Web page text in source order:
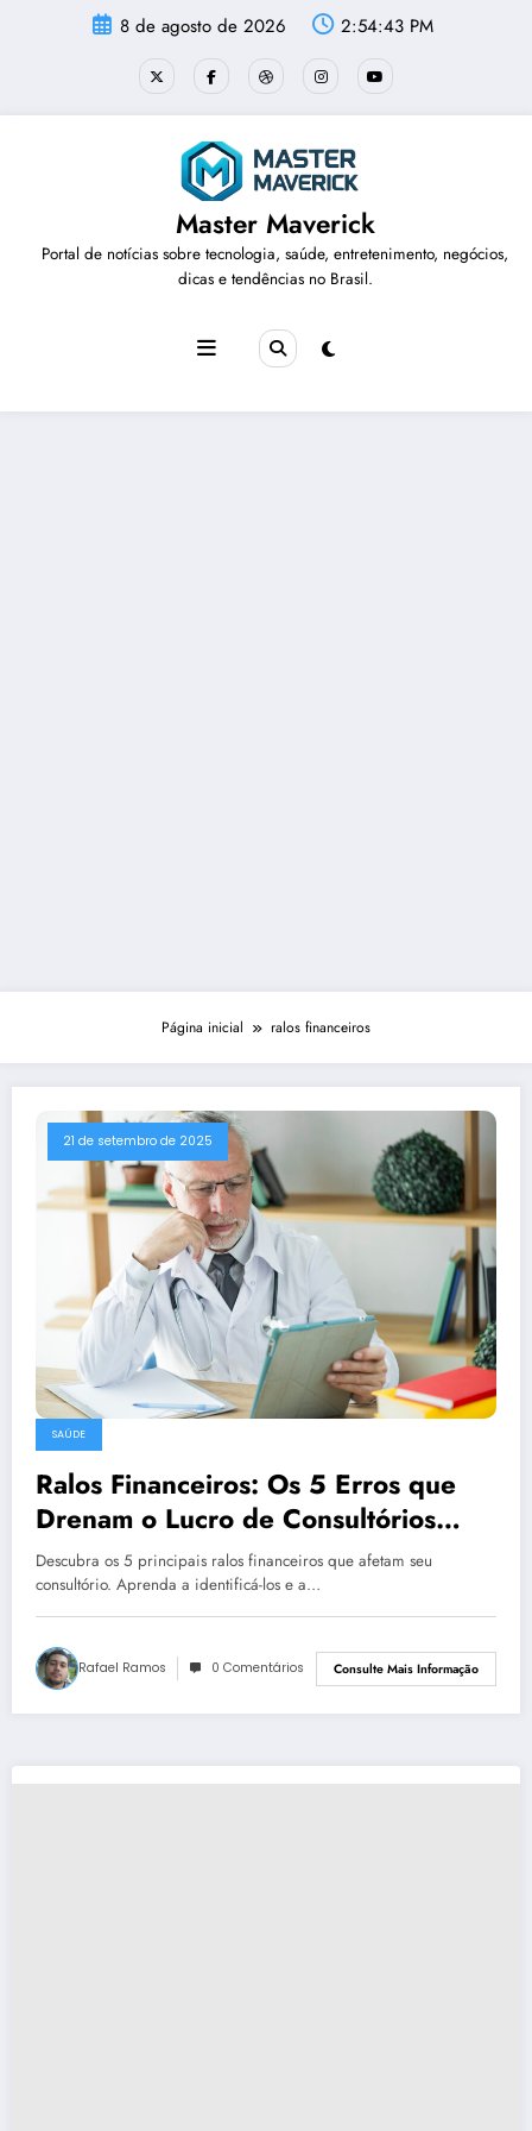
8 de agosto de 2026 2:54:43 PM
Master Maverick
Portal de notícias sobre tecnologia, saúde, entretenimento, negócios,
dicas e tendências no Brasil.
Página inicial ralos financeiros
21 de setembro de 2025
SAÚDE
Ralos Financeiros: Os 5 Erros que
Drenam o Lucro de Consultórios
Médicos
Descubra os 5 principais ralos financeiros que afetam seu
consultório. Aprenda a identificá-los e a…
Rafael Ramos 0 Comentários Consulte Mais Informação